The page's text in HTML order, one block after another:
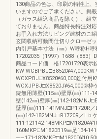
130商品の色は、印刷の特性上
いますのでご了承ください。掲
（ガラス組込商品を除く）、組
ておりません。商品特長特注対
お手入れ方法リビング建材のご
玄関収納可動間仕切りクローゼ
内引戸基本寸法（㎜）W呼称H呼
17202035（1997）1688（883
商品コード価 格17201720表示
KW-
WCXPBJ□X8520¥60,000錠付用
WCXJPBJ□X8520J¥64,000②枠
錠無用薄壁(115㎜)壁厚(㎜)111-
壁(142㎜)壁厚(㎜)142-
壁厚(㎜)111-141MNJ□P1720R
(㎜)142-182MNJ□R1720R／Lｂ
111-121142-
160MKP□M1820B19㎜足134-
――171-